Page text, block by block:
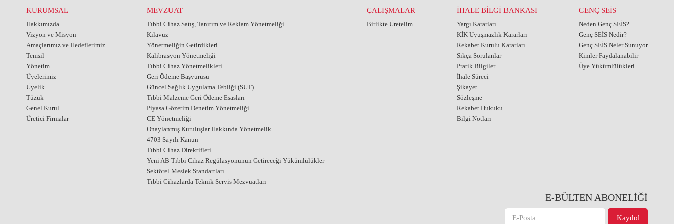
KURUMSAL
Hakkımızda
Vizyon ve Misyon
Amaçlarımız ve Hedeflerimiz
Temsil
Yönetim
Üyelerimiz
Üyelik
Tüzük
Genel Kurul
Üretici Firmalar
MEVZUAT
Tıbbi Cihaz Satış, Tanıtım ve Reklam Yönetmeliği
Kılavuz
Yönetmeliğin Getirdikleri
Kalibrasyon Yönetmeliği
Tıbbi Cihaz Yönetmelikleri
Geri Ödeme Başvurusu
Güncel Sağlık Uygulama Tebliği (SUT)
Tıbbi Malzeme Geri Ödeme Esasları
Piyasa Gözetim Denetim Yönetmeliği
CE Yönetmeliği
Onaylanmış Kuruluşlar Hakkında Yönetmelik
4703 Sayılı Kanun
Tıbbi Cihaz Direktifleri
Yeni AB Tıbbi Cihaz Regülasyonunun Getireceği Yükümlülükler
Sektörel Meslek Standartları
Tıbbi Cihazlarda Teknik Servis Mezvuatları
ÇALIŞMALAR
Birlikte Üretelim
İHALE BİLGİ BANKASI
Yargı Kararları
KİK Uyuşmazlık Kararları
Rekabet Kurulu Kararları
Sıkça Sorulanlar
Pratik Bilgiler
İhale Süreci
Şikayet
Sözleşme
Rekabet Hukuku
Bilgi Notları
GENÇ SEİS
Neden Genç SEİS?
Genç SEİS Nedir?
Genç SEİS Neler Sunuyor
Kimler Faydalanabilir
Üye Yükümlülükleri
E-BÜLTEN ABONELİĞİ